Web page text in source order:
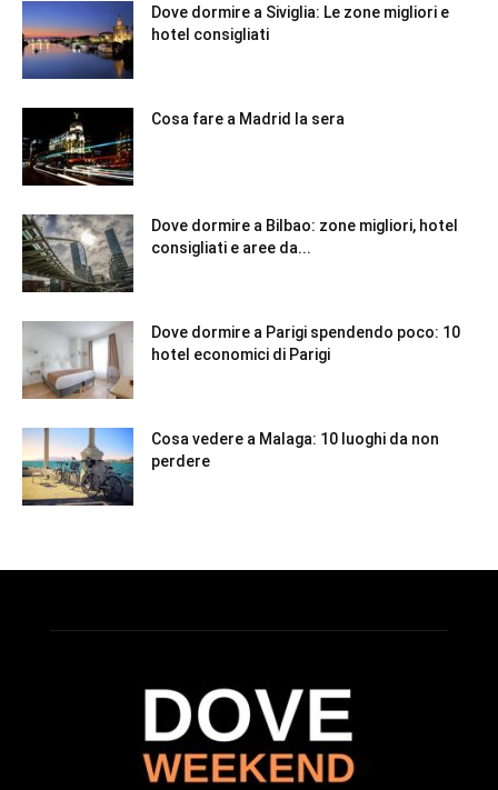
Dove dormire a Siviglia: Le zone migliori e
hotel consigliati
Cosa fare a Madrid la sera
Dove dormire a Bilbao: zone migliori, hotel
consigliati e aree da...
Dove dormire a Parigi spendendo poco: 10
hotel economici di Parigi
Cosa vedere a Malaga: 10 luoghi da non
perdere